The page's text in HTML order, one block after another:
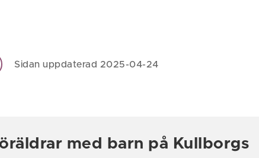
Sidan uppdaterad 2025-04-24
med barn på Kullborgs